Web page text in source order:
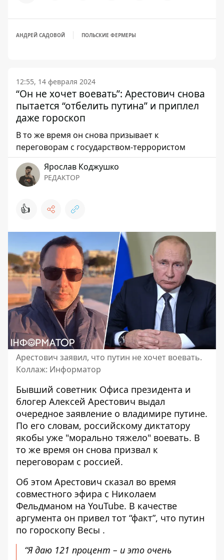
АНДРЕЙ САДОВОЙ ПОЛЬСКИЕ ФЕРМЕРЫ
12:55, 14 февраля 2024
“Он не хочет воевать”: Арестович снова
пытается “отбелить путина” и приплел
даже гороскоп
В то же время он снова призывает к
переговорам с государством-террористом
Ярослав Коджушко
РЕДАКТОР
👍
Арестович заявил, что путин не хочет воевать.
Коллаж: Информатор
Бывший советник Офиса президента и
блогер Алексей Арестович выдал
очередное заявление о владимире путине.
По его словам, российскому диктатору
якобы уже "морально тяжело" воевать. В
то же время он снова призвал к
переговорам с россией.
Об этом Арестович сказал во время
совместного эфира с Николаем
Фельдманом на YouTube. В качестве
аргумента он привел тот “факт”, что путин
по гороскопу Весы .
“Я даю 121 процент – и это очень